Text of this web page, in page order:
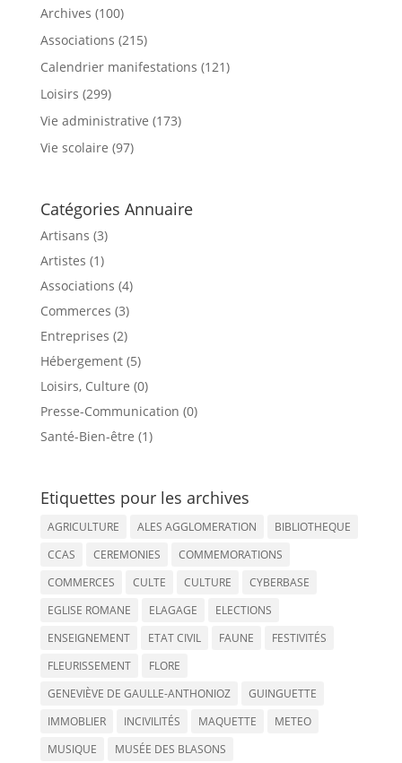
Archives (100)
Associations (215)
Calendrier manifestations (121)
Loisirs (299)
Vie administrative (173)
Vie scolaire (97)
Catégories Annuaire
Artisans (3)
Artistes (1)
Associations (4)
Commerces (3)
Entreprises (2)
Hébergement (5)
Loisirs, Culture (0)
Presse-Communication (0)
Santé-Bien-être (1)
Etiquettes pour les archives
AGRICULTURE ALES AGGLOMERATION
BIBLIOTHEQUE
CCAS
CEREMONIES
COMMEMORATIONS
COMMERCES
CULTE CULTURE
CYBERBASE
EGLISE ROMANE
ELAGAGE
ELECTIONS
ENSEIGNEMENT
ETAT CIVIL FAUNE
FESTIVITÉS
FLEURISSEMENT
FLORE
GENEVIÈVE DE GAULLE-ANTHONIOZ
GUINGUETTE
IMMOBLIER
INCIVILITÉS MAQUETTE
METEO
MUSIQUE
MUSÉE DES BLASONS